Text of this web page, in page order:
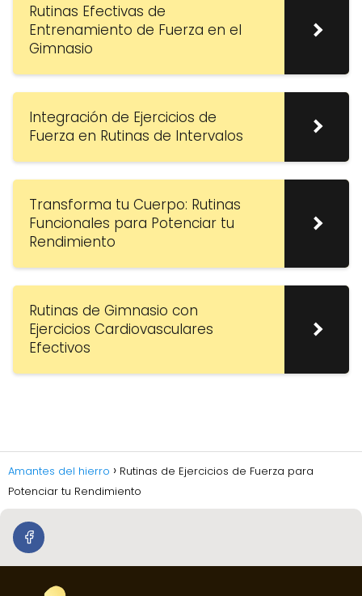
Rutinas Efectivas de
Entrenamiento de Fuerza en el
Gimnasio
Integración de Ejercicios de
Fuerza en Rutinas de Intervalos
Transforma tu Cuerpo: Rutinas
Funcionales para Potenciar tu
Rendimiento
Rutinas de Gimnasio con
Ejercicios Cardiovasculares
Efectivos
Amantes del hierro
Rutinas de Ejercicios de Fuerza para
Potenciar tu Rendimiento